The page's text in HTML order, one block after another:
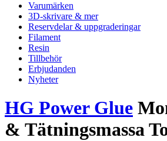
Varumärken
3D-skrivare & mer
Reservdelar & uppgraderingar
Filament
Resin
Tillbehör
Erbjudanden
Nyheter
HG Power Glue
& Tätningsmassa